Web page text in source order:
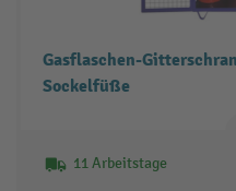
Gasflaschen-
Sockelfüße
11 Arbeitstage